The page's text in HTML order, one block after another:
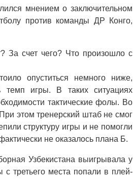
мнением о заключительном
против команды ДР Конго,
счет чего? Что произошло с
опуститься немного ниже,
темп игры. В таких ситуациях
тактические фолы. Во
этом тренерский штаб не смог
структуру игры и не помогли
не оказалось плана Б.
Узбекистана выигрывала у
третьего места попали в плей-